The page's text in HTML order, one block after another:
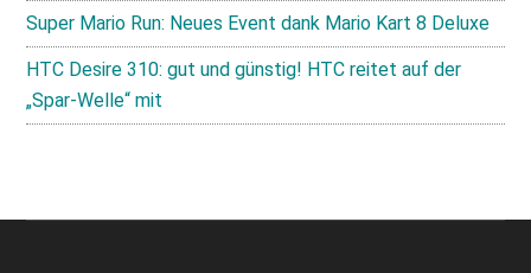
Super Mario Run: Neues Event dank Mario Kart 8 Deluxe
HTC Desire 310: gut und günstig! HTC reitet auf der
„Spar-Welle“ mit